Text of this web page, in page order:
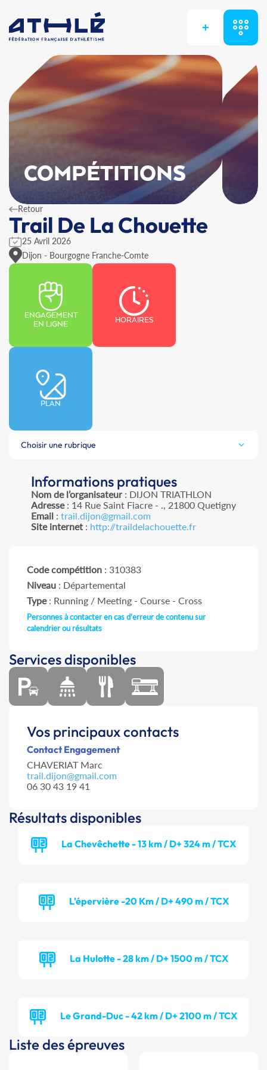
+
COMPÉTITIONS
Retour
Trail De La Chouette
25 Avril 2026
Dijon - Bourgogne Franche-Comte
ENGAGEMENT
EN LIGNE
HORAIRES
PLAN
Choisir une rubrique
Informations pratiques
Nom de l’organisateur: DIJON TRIATHLON
Adresse: 14 Rue Saint Fiacre - ., 21800 Quetigny
Email : trail.dijon@gmail.com
Site internet : http://traildelachouette.fr
Code compétition : 310383
Niveau : Départemental
Type: Running / Meeting - Course - Cross
Personnes à contacter en cas d'erreur de contenu sur
calendrier ou résultats
Services disponibles
Vos principaux contacts
Contact Engagement
CHAVERIAT Marc
trail.dijon@gmail.com
06 30 43 19 41
Résultats disponibles
La Chevêchette - 13 km / D+ 324 m / TCX
L'épervière -20 Km / D+ 490 m / TCX
La Hulotte - 28 km / D+ 1500 m / TCX
Le Grand-Duc - 42 km / D+ 2100 m / TCX
Liste des épreuves